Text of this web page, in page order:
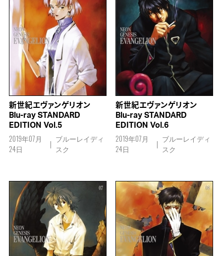
新世紀エヴァンゲリオン
Blu-ray STANDARD
EDITION Vol.5
2019年07月
24日
ブルーレイディ
スク
新世紀エヴァンゲリオン
Blu-ray STANDARD
EDITION Vol.6
2019年07月
24日
ブルーレイディ
スク